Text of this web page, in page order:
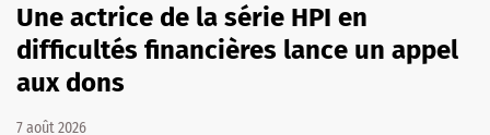
Une actrice de la série HPI en
difficultés financières lance un appel
aux dons
7 août 2026